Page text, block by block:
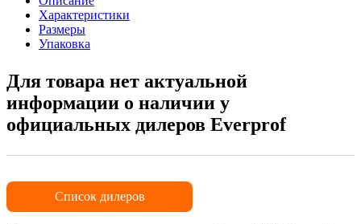
Характеристики
Размеры
Упаковка
Для товара нет актуальной
информации о наличии у
официальных дилеров Everprof
Список дилеров